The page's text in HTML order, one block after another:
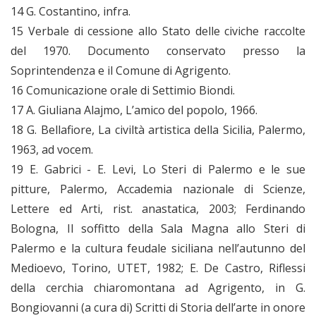
14 G. Costantino, infra.
15 Verbale di cessione allo Stato delle civiche raccolte
del 1970. Documento conservato presso la
Soprintendenza e il Comune di Agrigento.
16 Comunicazione orale di Settimio Biondi.
17 A. Giuliana Alajmo, L’amico del popolo, 1966.
18 G. Bellafiore, La civiltà artistica della Sicilia, Palermo,
1963, ad vocem.
19 E. Gabrici - E. Levi, Lo Steri di Palermo e le sue
pitture, Palermo, Accademia nazionale di Scienze,
Lettere ed Arti, rist. anastatica, 2003; Ferdinando
Bologna, Il soffitto della Sala Magna allo Steri di
Palermo e la cultura feudale siciliana nell’autunno del
Medioevo, Torino, UTET, 1982; E. De Castro, Riflessi
della cerchia chiaromontana ad Agrigento, in G.
Bongiovanni (a cura di) Scritti di Storia dell’arte in onore